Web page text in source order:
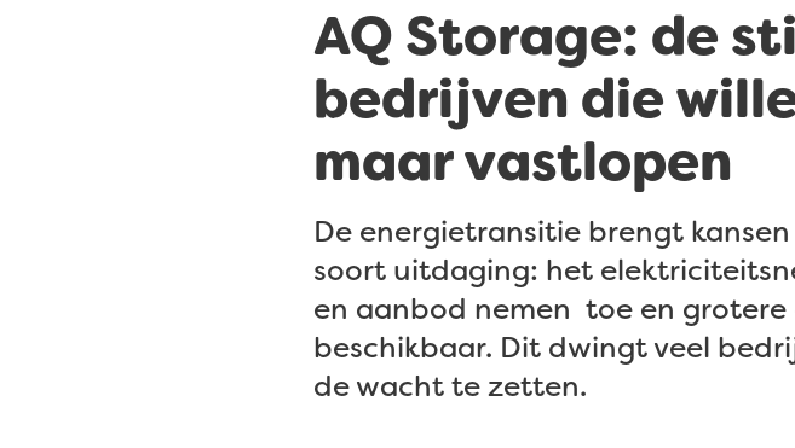
AQ Storage: de
bedrijven die
maar vastlopen
De energietransitie brengt
soort uitdaging: het
en aanbod nemen toe en
beschikbaar. Dit dwingt veel
de wacht te zetten.